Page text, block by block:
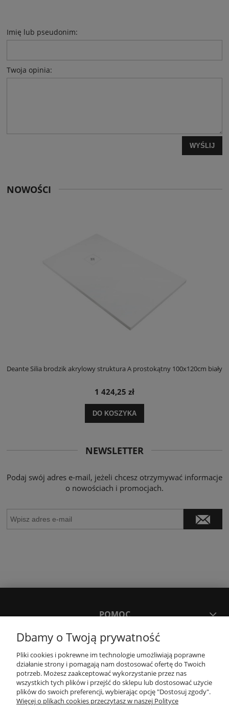
Imię lub pseudonim:
Twoja opinia:
WYŚLIJ
NOWOŚCI
Deante Silia brodzik akrylowy struktura A prostokątny 100x120cm biały
1 424,25 zł
DO KOSZYKA
NEWSLETTER
Podaj swój adres e-mail, jeżeli chcesz otrzymywać informacje
o nowościach i promocjach.
POMOC
MOJE KONTO
PŁATNOŚCI I DOSTAWA
Dbamy o Twoją prywatność
Pliki cookies i pokrewne im technologie umożliwiają poprawne
działanie strony i pomagają nam dostosować ofertę do Twoich
potrzeb. Możesz zaakceptować wykorzystanie przez nas
wszystkich tych plików i przejść do sklepu lub dostosować użycie
plików do swoich preferencji, wybierając opcję "Dostosuj zgody".
Więcej o plikach cookies przeczytasz w naszej Polityce